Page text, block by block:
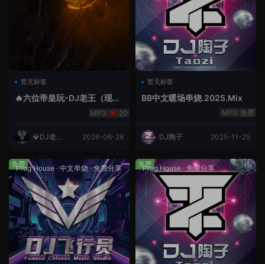
暂无标签
🔥六位帝皇玩-DJ老王（现场
20
💎DJ老王
2026-06-28
暂无标签
BB中文暖场串烧.2025.Mix
免费
DJ陶子 2025-11-25
Prog House · 中文串烧·免费分享
免费 Prog House·免费分享
免费